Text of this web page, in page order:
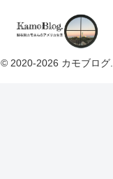
© 2020-2026 カモブログ.